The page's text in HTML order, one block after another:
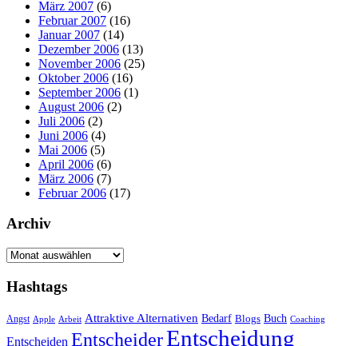
März 2007 (6)
Februar 2007 (16)
Januar 2007 (14)
Dezember 2006 (13)
November 2006 (25)
Oktober 2006 (16)
September 2006 (1)
August 2006 (2)
Juli 2006 (2)
Juni 2006 (4)
Mai 2006 (5)
April 2006 (6)
März 2006 (7)
Februar 2006 (17)
Archiv
Archiv
Hashtags
Angst Apple Arbeit Attraktive Alternativen Bedarf Blogs Buch Coaching
Entscheiden EntscheiderEntscheidung